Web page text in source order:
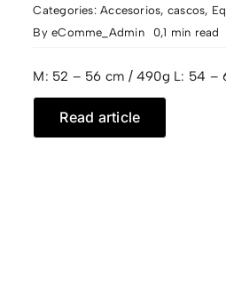
Categories:Accesorios, cascos,
ByeComme_Admin 0,1 min read
M: 52 – 56 cm / 490g L: 54 –
Read article